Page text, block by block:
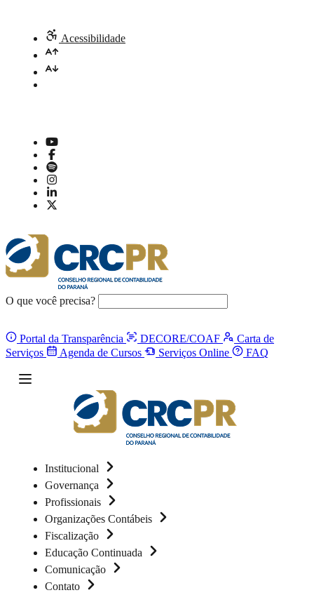
Acessibilidade
O que você precisa?
Portal da Transparência DECORE/COAF
Carta de
Serviços
Agenda de Cursos Serviços Online FAQ
Institucional
Governança
Profissionais
Organizações Contábeis
Fiscalização
Educação Continuada
Comunicação
Contato